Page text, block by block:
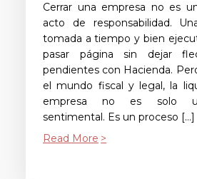
Cerrar una empresa no es
acto de responsabilidad.
tomada a tiempo y bien
pasar página sin dejar
pendientes con Hacienda.
el mundo fiscal y legal, la
empresa no es solo
sentimental. Es un proceso […]
Read More